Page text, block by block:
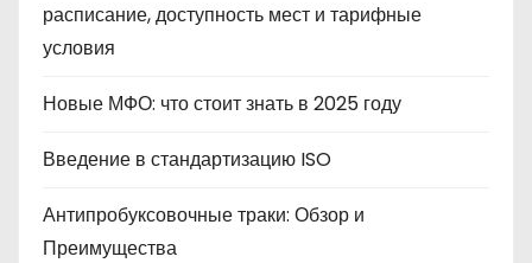
расписание, доступность мест и тарифные
условия
Новые МФО: что стоит знать в 2025 году
Введение в стандартизацию ISO
Антипробуксовочные траки: Обзор и
Преимущества